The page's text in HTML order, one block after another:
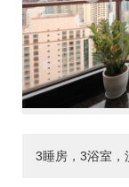
3睡房，3浴室，